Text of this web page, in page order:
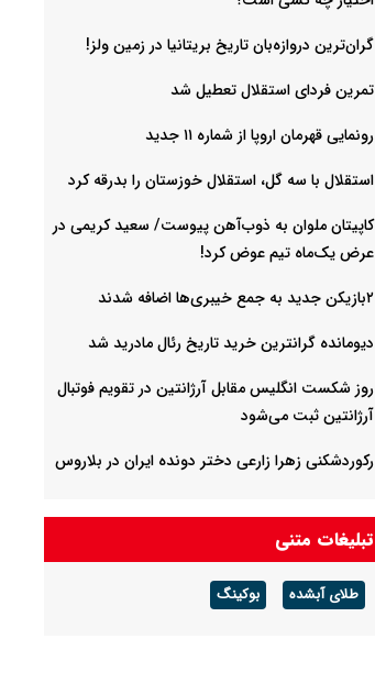
گران‌ترین دروازه‌بان تاریخ بریتانیا در زمین ولز!
تمرین فردای استقلال تعطیل شد
رونمایی قهرمان اروپا از شماره ۱۱ جدید
استقلال با سه گل، استقلال خوزستان را بدرقه کرد
کاپیتان ملوان به ذوب‌آهن پیوست/ سعید کریمی در
عرض یک‌ماه تیم عوض کرد!
۲بازیکن جدید به جمع خیبری‌ها اضافه شدند
دیومانده گرانترین خرید تاریخ رئال مادرید شد
روز شکست انگلیس مقابل آرژانتین در تقویم فوتبال
آرژانتین ثبت می‌شود
رکوردشکنی زهرا زارعی دختر دونده ایران در بلاروس
تبلیغات متنی
طلای آبشده بوکینگ